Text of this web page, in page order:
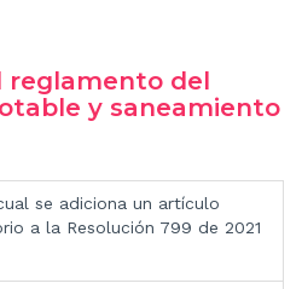
reglamento del
y saneamiento
se adiciona un artículo
a la Resolución 799 de 2021